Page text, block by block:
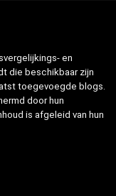
en
die beschikbaar zijn
toegevoegde blogs.
door hun
is afgeleid van hun